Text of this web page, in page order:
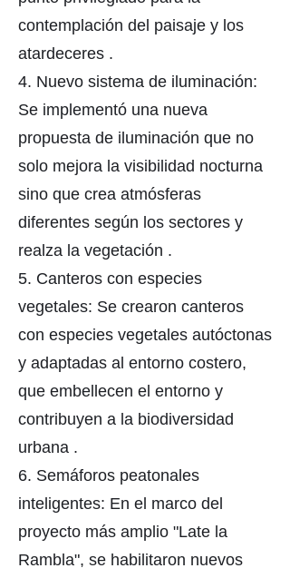
contemplación del paisaje y los
atardeceres .
4. Nuevo sistema de iluminación:
Se implementó una nueva
propuesta de iluminación que no
solo mejora la visibilidad nocturna
sino que crea atmósferas
diferentes según los sectores y
realza la vegetación .
5. Canteros con especies
vegetales: Se crearon canteros
con especies vegetales autóctonas
y adaptadas al entorno costero,
que embellecen el entorno y
contribuyen a la biodiversidad
urbana .
6. Semáforos peatonales
inteligentes: En el marco del
proyecto más amplio "Late la
Rambla", se habilitaron nuevos